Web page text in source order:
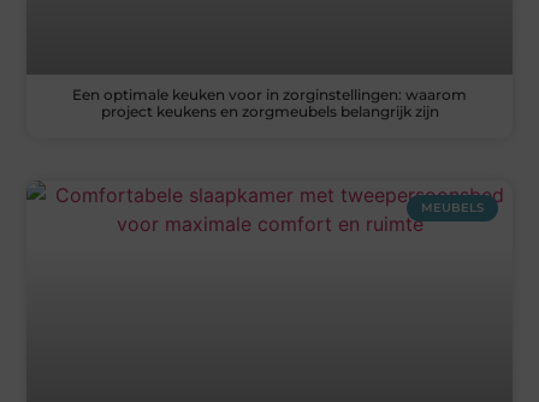
Een optimale keuken voor in zorginstellingen: waarom
project keukens en zorgmeubels belangrijk zijn
MEUBELS